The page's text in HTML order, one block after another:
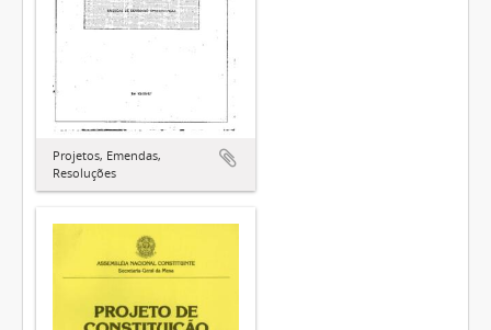
Projetos, Emendas,
Resoluções